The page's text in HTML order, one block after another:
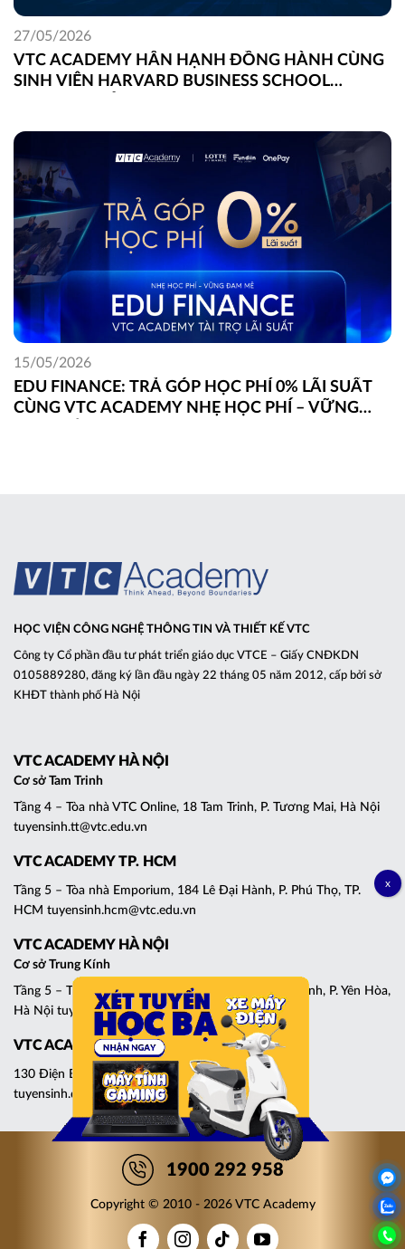
VTC ACADEMY HÂN HẠNH ĐỒNG HÀNH CÙNG
SINH VIÊN HARVARD BUSINESS SCHOOL
27/05/2026
EDU FINANCE: TRẢ GÓP HỌC PHÍ 0% LÃI SUẤT
CÙNG VTC ACADEMY NHẸ HỌC PHÍ – VỮNG
15/05/2026
HỌC VIỆN CÔNG NGHỆ THÔNG TIN VÀ THIẾT KẾ VTC
Công ty Cổ phần đầu tư phát triển giáo dục VTCE – Giấy CNĐKDN
0105889280, đăng ký lần đầu ngày 22 tháng 05 năm 2012, cấp bởi sở
KHĐT thành phố Hà Nội
VTC ACADEMY HÀ NỘI
Cơ sở Tam Trinh
Tầng 4 – Tòa nhà VTC Online, 18 Tam Trinh, P. Tương Mai, Hà Nội
tuyensinh.tt@vtc.edu.vn
VTC ACADEMY TP. HCM
Tầng 5 – Tòa nhà Emporium, 184 Lê Đại Hành, P. Phú Thọ, TP.
HCM tuyensinh.hcm@vtc.edu.vn
VTC ACADEMY HÀ NỘI
Cơ sở Trung Kính
Tầng 5 – Tháp C, Tòa nhà Central Point, 219 Trung Kính, P. Yên Hòa,
Hà Nội tuyensinh.cg@vtc.edu.vn
VTC ACADEMY ĐÀ NẴNG
130 Điện Biên Phủ, P. Thanh Khê, Đà Nẵng
tuyensinh.dn@vtc.edu.vn
1900 292 958
Copyright © 2010 - 2026 VTC Academy